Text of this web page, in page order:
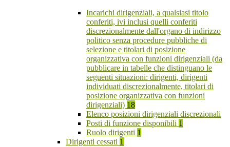
Incarichi dirigenziali, a qualsiasi titolo
conferiti, ivi inclusi quelli conferiti
discrezionalmente dall'organo di indirizzo
politico senza procedure pubbliche di
selezione e titolari di posizione
organizzativa con funzioni dirigenziali (da
pubblicare in tabelle che distinguano le
seguenti situazioni: dirigenti, dirigenti
individuati discrezionalmente, titolari di
posizione organizzativa con funzioni
dirigenziali) 18
Elenco posizioni dirigenziali discrezionali
Posti di funzione disponibili 1
Ruolo dirigenti 1
Dirigenti cessati 1